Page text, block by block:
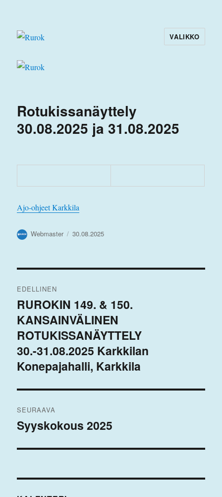
Rurok
VALIKKO
Rotukissanäyttely
30.08.2025 ja 31.08.2025
Ajo-ohjeet Karkkila
Kirjoittaja
Webmaster Julkaistu
30.08.2025
selaus
EDELLINEN
Edellinen
artikkeli:
RUROKIN 149. & 150.
KANSAINVÄLINEN
ROTUKISSANÄYTTELY
30.-31.08.2025 Karkkilan
Konepajahalli, Karkkila
SEURAAVA
Seuraava
Syyskokous 2025